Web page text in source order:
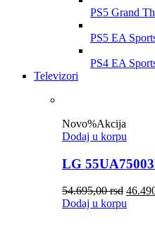
PS5 Grand
PS5 EA
PS4 EA
Televizori
Novo%Akcija
Dodaj u korpu
LG
54.695,00rsd
Dodaj u korpu